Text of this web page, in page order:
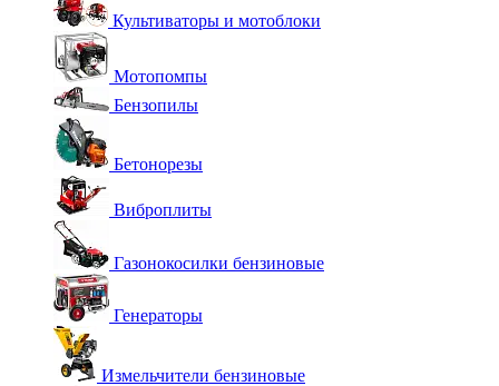
Культиваторы и мотоблоки
Мотопомпы
Бензопилы
Бетонорезы
Виброплиты
Газонокосилки бензиновые
Генераторы
Измельчители бензиновые